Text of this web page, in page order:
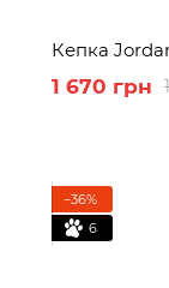
Кепка
1 670 грн
−36%
6